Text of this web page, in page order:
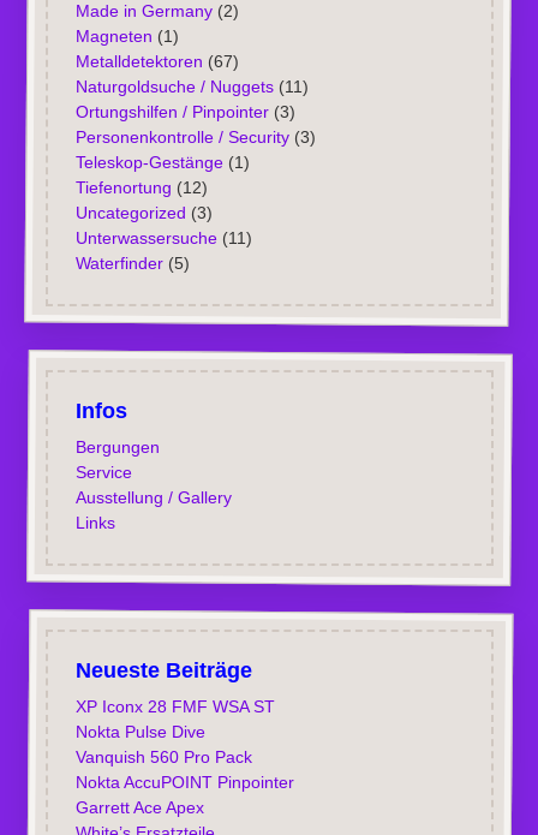
Made in Germany(2)
Magneten (1)
Metalldetektoren (67)
Naturgoldsuche / Nuggets(11)
Ortungshilfen / Pinpointer(3)
Personenkontrolle / Security(3)
Teleskop-Gestänge(1)
Tiefenortung (12)
Uncategorized (3)
Unterwassersuche(11)
Waterfinder(5)
Infos
Bergungen
Service
Ausstellung / Gallery
Links
Neueste Beiträge
XP Iconx 28 FMF WSA ST
Nokta Pulse Dive
Vanquish 560 Pro Pack
Nokta AccuPOINT Pinpointer
Garrett Ace Apex